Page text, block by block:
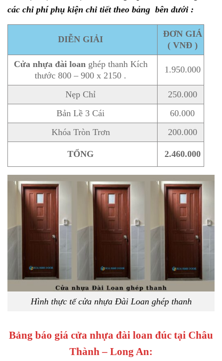
các chi phí phụ kiện chi tiết theo bảng bên dưới :
DIỄN GIẢI
ĐƠN GIÁ
( VNĐ )
Cửa nhựa đài loan ghép thanh Kích
thước 800 – 900 x 2150 .
1.950.000
Nẹp Chỉ
250.000
Bản Lề 3 Cái
60.000
Khóa Tròn Trơn
200.000
TỔNG 2.460.000
Hình thực tế cửa nhựa Đài Loan ghép thanh
Bảng báo giá cửa nhựa đài loan đúc tại Châu
Thành – Long An: